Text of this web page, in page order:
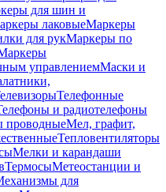
для шин и
лаковыеМаркеры
для рукМаркеры по
управлениемМаски и
Телефонные
и радиотелефоны
проводныеМел, графит,
Тепловентиляторы
Мелки и карандаши
ТермосыМетеостанции и
для